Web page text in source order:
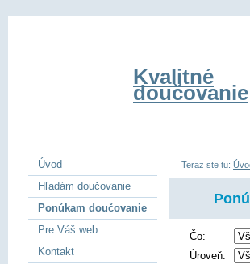
Kvalitné
doučovanie
Teraz ste tu:
Čo:
Úroveň:
Úvod
Hľadám doučovanie
Ponúkam doučovanie
Pre Váš web
Kontakt